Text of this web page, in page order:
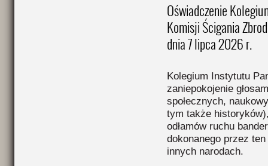
Oświadczenie
Komisji Ścigania
dnia 7 lipca 2026 r.
Kolegium Instytutu
zaniepokojenie
społecznych,
tym także
odłamów ruchu
dokonanego przez
innych narodach.